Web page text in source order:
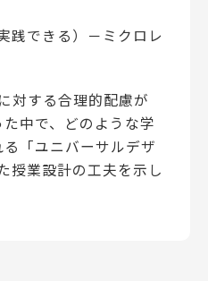
践できる）－ミクロレ
対する合理的配慮が
中で、どのような学
「ユニバーサルデザ
授業設計の工夫を示し